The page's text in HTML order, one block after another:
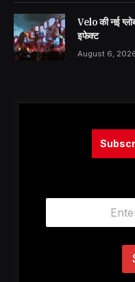
Velo की नई
इफेक्ट
August 6,
E
a